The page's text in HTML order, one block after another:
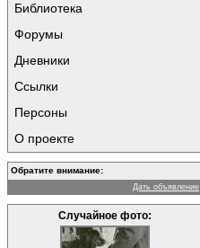
Библиотека
Форумы
Дневники
Ссылки
Персоны
О проекте
Обратите внимание:
Дать объявление
Случайное фото: